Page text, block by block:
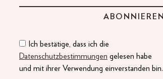
Ich bestätige, dass ich die
Datenschutzbestimmungen gelesen habe
und mit ihrer Verwendung einverstanden bin.